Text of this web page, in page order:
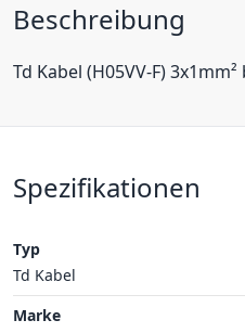
Beschreibung
Td Kabel (H05VV-F)
Spezifikationen
Typ
Td Kabel
Marke